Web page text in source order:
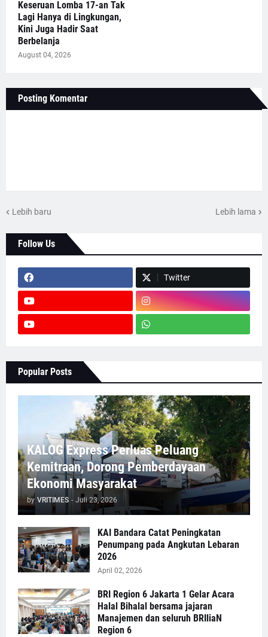
Keseruan Lomba 17-an Tak
Lagi Hanya di Lingkungan,
Kini Juga Hadir Saat
Berbelanja
August 04, 2026
Posting Komentar
Lebih baru Lebih lama
Follow Us
Twitter
Popular Posts
KALOG Express Perluas Peluang
Kemitraan, Dorong Pemberdayaan
Ekonomi Masyarakat
by VRITIMES - Juli 23, 2026
KAI Bandara Catat Peningkatan
Penumpang pada Angkutan Lebaran
2026
April 02, 2026
BRI Region 6 Jakarta 1 Gelar Acara
Halal Bihalal bersama jajaran
Manajemen dan seluruh BRIliaN
Region 6